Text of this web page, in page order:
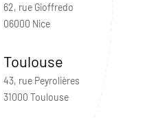
62, rue Gioffredo
06000 Nice
Toulouse
43, rue Peyrolières
31000 Toulouse